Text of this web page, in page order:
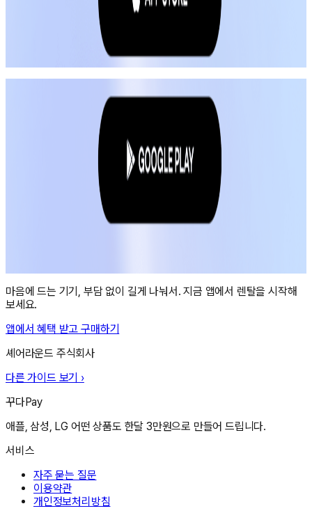
마음에 드는 기기, 부담 없이 길게 나눠서. 지금 앱에서 렌탈을 시작해
보세요.
앱에서 혜택 받고 구매하기
셰어라운드 주식회사
다른 가이드 보기 ›
꾸다Pay
애플, 삼성, LG 어떤 상품도 한달 3만원으로 만들어 드립니다.
서비스
자주 묻는 질문
이용약관
개인정보처리방침